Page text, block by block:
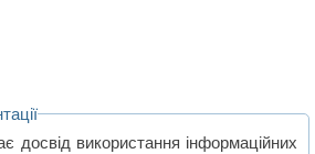
досвід використання інформаційних